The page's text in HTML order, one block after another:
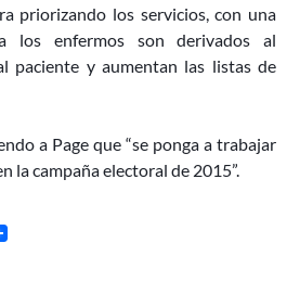
priorizando los servicios, con una
los enfermos son derivados al
paciente y aumentan las listas de
a Page que “se ponga a trabajar
la campaña electoral de 2015”.